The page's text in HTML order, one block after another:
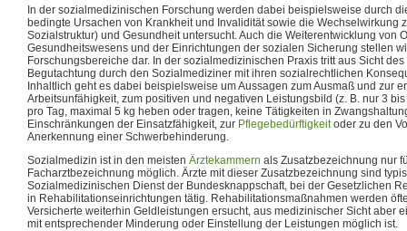
In der sozialmedizinischen Forschung werden dabei beispielsweise durch
bedingte Ursachen von Krankheit und Invalidität sowie die Wechselwirkung
Sozialstruktur) und Gesundheit untersucht. Auch die Weiterentwicklung von
Gesundheitswesens und der Einrichtungen der sozialen Sicherung stellen
Forschungsbereiche dar. In der sozialmedizinischen Praxis tritt aus Sicht
Begutachtung durch den Sozialmediziner mit ihren sozialrechtlichen
Inhaltlich geht es dabei beispielsweise um Aussagen zum Ausmaß und zur
Arbeitsunfähigkeit, zum positiven und negativen Leistungsbild (z. B. nur 3
pro Tag, maximal 5 kg heben oder tragen, keine Tätigkeiten in
Einschränkungen der Einsatzfähigkeit, zur Pflegebedürftigkeitoder zu den
Anerkennung einer Schwerbehinderung.
Sozialmedizin ist in den meisten Ärztekammern als Zusatzbezeichnung nur
Facharztbezeichnung möglich. Ärzte mit dieser Zusatzbezeichnung sind
Sozialmedizinischen Dienst der Bundesknappschaft, bei der Gesetzlichen
in Rehabilitationseinrichtungen tätig. Rehabilitationsmaßnahmen werden
Versicherte weiterhin Geldleistungen ersucht, aus medizinischer Sicht aber
mit entsprechender Minderung oder Einstellung der Leistungen möglich ist.